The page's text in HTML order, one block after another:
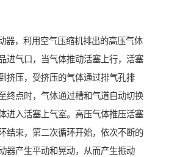
器，利用空气压缩机排出的高压气体
进气口，当气体推动活塞上行，活塞
挤压，受挤压的气体通过排气孔排
终点时，气体通过槽和气道自动切换
进入活塞上气室。高压气体推压活塞
结束，第二次循环开始，依次不断的
器产生平动和晃动，从而产生振动